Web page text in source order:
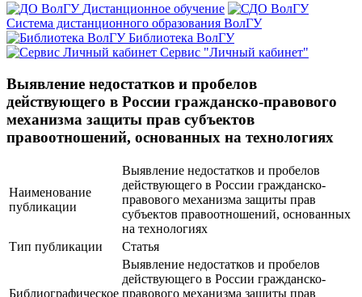
Дистанционное обучение
Система дистанционного образования ВолГУ
Библиотека ВолГУ
Сервис "Личный кабинет"
Выявление недостатков и пробелов
действующего в России гражданско-правового
механизма защиты прав субъектов
правоотношений, основанных на технологиях
Наименование
публикации
Выявление недостатков и пробелов
действующего в России гражданско-
правового механизма защиты прав
субъектов правоотношений, основанных
на технологиях
Тип публикации
Статья
Библиографическое
Выявление недостатков и пробелов
действующего в России гражданско-
правового механизма защиты прав